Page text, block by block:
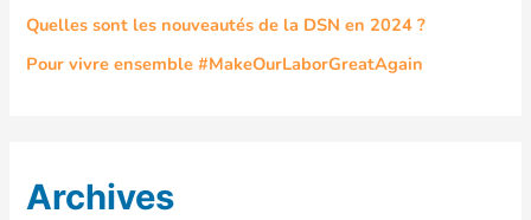
Quelles sont les nouveautés de la DSN en 2024 ?
Pour vivre ensemble #MakeOurLaborGreatAgain
Archives